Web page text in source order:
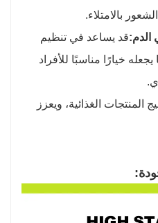
بالامتلاء.
الدم:قد يساعد في تنظيم
خيارًا مناسبًا للأفراد
المنتجات الغذائية، ويعزز